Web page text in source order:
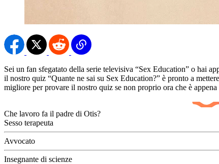
Sei un fan sfegatato della serie televisiva “Sex Education” o hai
il nostro quiz “Quante ne sai su Sex Education?” è pronto a
migliore per provare il nostro quiz se non proprio ora che è
Che lavoro fa il padre di Otis?
Sesso terapeuta
Avvocato
Insegnante di scienze